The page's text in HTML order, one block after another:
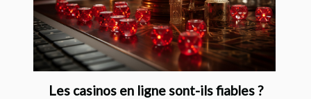
Les casinos en ligne sont-ils fiables ?